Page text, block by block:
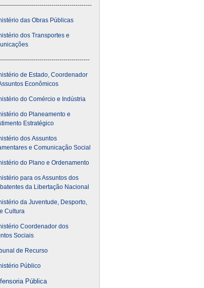
das Obras Públicas
dos Transportes e
de Estado, Coordenador
Econômicos
do Comércio e Indústria
do Planeamento e
Estratégico
dos Assuntos
e Comunicação Social
do Plano e Ordenamento
para os Assuntos dos
da Libertação Nacional
da Juventude, Desporto,
Cultura
Coordenador dos
Sociais
de Recurso
Público
a Pública